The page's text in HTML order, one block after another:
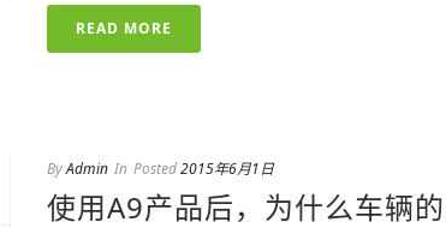
READ MORE
ByAdmin In Posted2015年6月1日
使用A9产品后，为什么车辆